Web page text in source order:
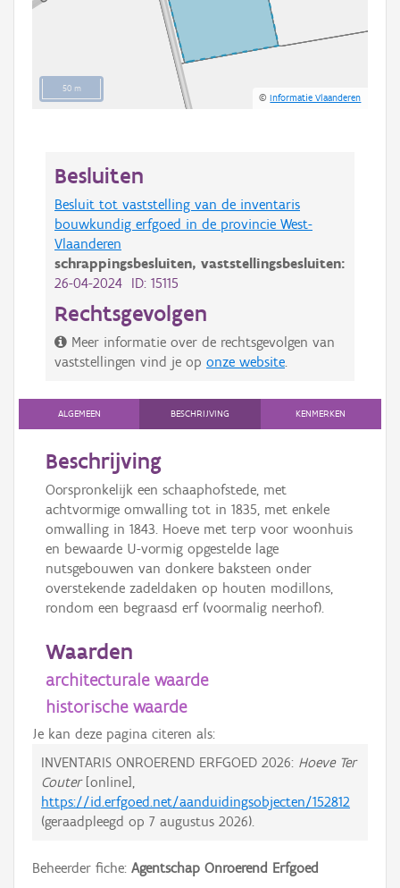
50 m
©Informatie Vlaanderen
Besluiten
Besluit tot vaststelling van de inventaris
bouwkundig erfgoed in de provincie West-
Vlaanderen
schrappingsbesluiten, vaststellingsbesluiten:
26-04-2024 ID: 15115
Rechtsgevolgen
Meer informatie over de rechtsgevolgen van
vaststellingen vind je op onze website
ALGEMEEN BESCHRIJVING KENMERKEN
Beschrijving
Oorspronkelijk een schaaphofstede, met
achtvormige omwalling tot in 1835, met enkele
omwalling in 1843. Hoeve met terp voor woonhuis
en bewaarde U-vormig opgestelde lage
nutsgebouwen van donkere baksteen onder
overstekende zadeldaken op houten modillons,
rondom een begraasd erf (voormalig neerhof).
Waarden
architecturale waarde
historische waarde
Je kan deze pagina citeren als:
INVENTARIS ONROEREND ERFGOED 2026: Hoeve Ter
Couter[online],
https://id.erfgoed.net/aanduidingsobjecten/152812
(geraadpleegd op 7 augustus 2026).
Beheerder fiche: Agentschap Onroerend Erfgoed